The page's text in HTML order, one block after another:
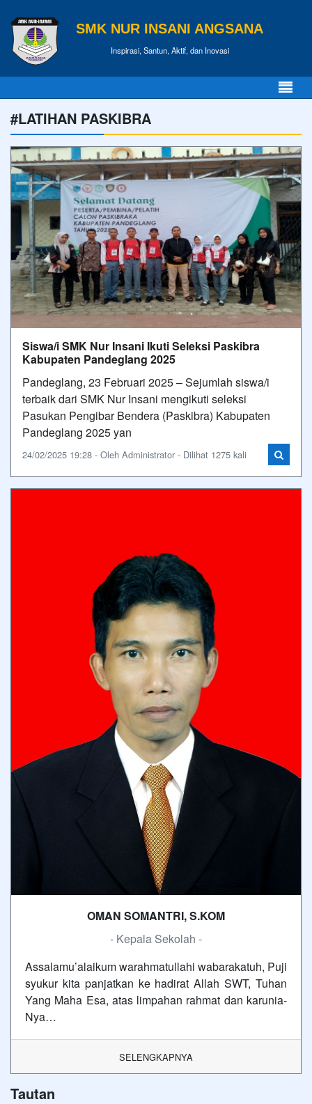
SMK NUR INSANI ANGSANA
Inspirasi, Santun, Aktif, dan Inovasi
#LATIHAN PASKIBRA
Siswa/i SMK Nur Insani Ikuti Seleksi Paskibra
Kabupaten Pandeglang 2025
Pandeglang, 23 Februari 2025 – Sejumlah siswa/i
terbaik dari SMK Nur Insani mengikuti seleksi
Pasukan Pengibar Bendera (Paskibra) Kabupaten
Pandeglang 2025 yan
24/02/2025 19:28 - Oleh Administrator - Dilihat 1275 kali
OMAN SOMANTRI, S.KOM
- Kepala Sekolah -
Assalamu’alaikum warahmatullahi wabarakatuh, Puji
syukur kita panjatkan ke hadirat Allah SWT, Tuhan
Yang Maha Esa, atas limpahan rahmat dan karunia-
Nya…
SELENGKAPNYA
Tautan